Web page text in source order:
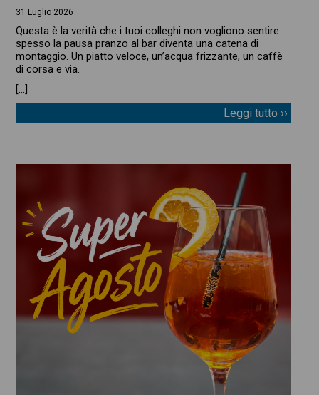
31 Luglio 2026
Questa è la verità che i tuoi colleghi non vogliono sentire:
spesso la pausa pranzo al bar diventa una catena di
montaggio. Un piatto veloce, un’acqua frizzante, un caffè
di corsa e via.
[…]
Leggi tutto ››